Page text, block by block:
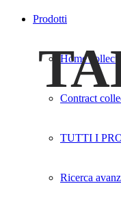
Prodotti
Home
Contract
TUTTI I
Ricerca